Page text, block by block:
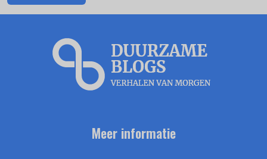
Meer informatie